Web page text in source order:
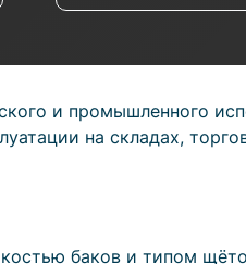
и промышленного
на складах,
баков и типом